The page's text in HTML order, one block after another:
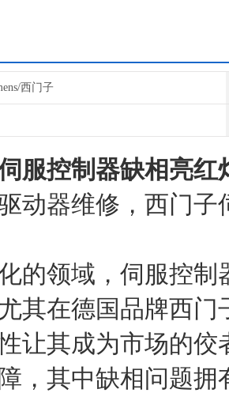
西门子
服控制器缺相亮红
动器维修，西门子
的领域，伺服控
其在德国品牌西
让其成为市场的
，其中缺相问题